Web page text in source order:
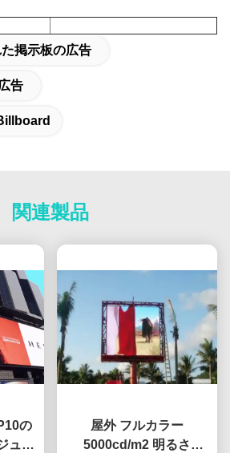
掲示板の広告
告
関連製品
の
ュー
屋外 フルカラー
5000cd/m2 明るさ